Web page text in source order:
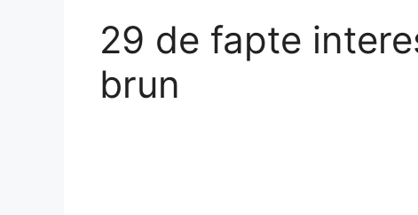
29 de fapte
brun